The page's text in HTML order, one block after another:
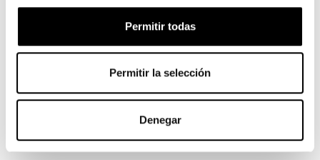
Permitir todas
Permitir la selección
Denegar